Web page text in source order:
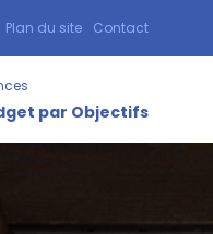
Plan du site Contact
par Objectifs